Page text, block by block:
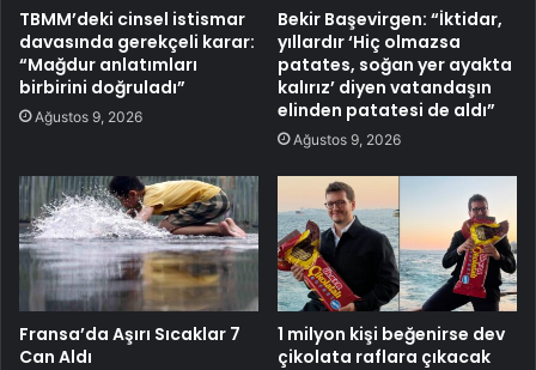
TBMM’deki cinsel istismar
davasında gerekçeli karar:
“Mağdur anlatımları
birbirini doğruladı”
Ağustos 9, 2026
Bekir Başevirgen: “İktidar,
yıllardır ‘Hiç olmazsa
patates, soğan yer ayakta
kalırız’ diyen vatandaşın
elinden patatesi de aldı”
Ağustos 9, 2026
Fransa’da Aşırı Sıcaklar 7
Can Aldı
1 milyon kişi beğenirse dev
çikolata raflara çıkacak